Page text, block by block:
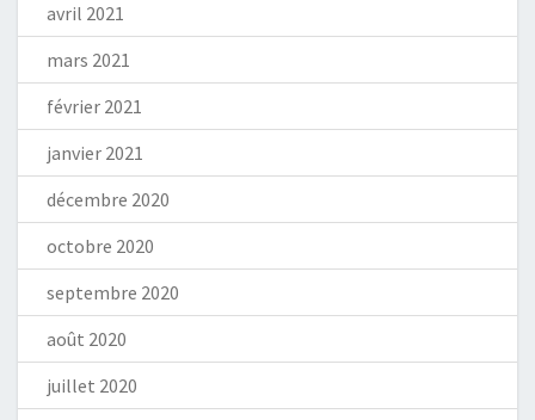
avril 2021
mars 2021
février 2021
janvier 2021
décembre 2020
octobre 2020
septembre 2020
août 2020
juillet 2020